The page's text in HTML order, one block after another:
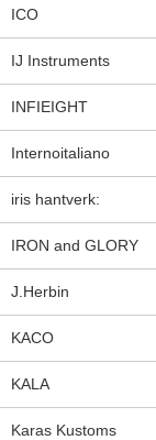
ICO
IJ Instruments
INFIEIGHT
Internoitaliano
iris hantverk:
IRON and GLORY
J.Herbin
KACO
KALA
Karas Kustoms